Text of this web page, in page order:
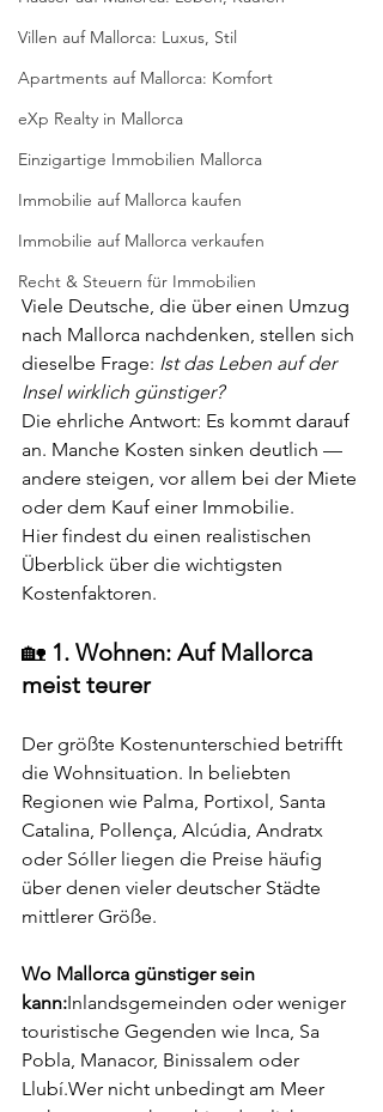
Villen auf Mallorca: Luxus, Stil
Apartments auf Mallorca: Komfort
eXp Realty in Mallorca
Einzigartige Immobilien Mallorca
Immobilie auf Mallorca kaufen
Immobilie auf Mallorca verkaufen
Recht & Steuern für Immobilien
Viele Deutsche, die über einen Umzug
nach Mallorca nachdenken, stellen sich
dieselbe Frage: Ist das Leben auf der
Insel wirklich günstiger?
Die ehrliche Antwort: Es kommt darauf
an. Manche Kosten sinken deutlich —
andere steigen, vor allem bei der Miete
oder dem Kauf einer Immobilie.
Hier findest du einen realistischen
Überblick über die wichtigsten
Kostenfaktoren.
🏡 1. Wohnen: Auf Mallorca
meist teurer
Der größte Kostenunterschied betrifft
die Wohnsituation. In beliebten
Regionen wie Palma, Portixol, Santa
Catalina, Pollença, Alcúdia, Andratx
oder Sóller liegen die Preise häufig
über denen vieler deutscher Städte
mittlerer Größe.
Wo Mallorca günstiger sein
kann:Inlandsgemeinden oder weniger
touristische Gegenden wie Inca, Sa
Pobla, Manacor, Binissalem oder
Llubí.Wer nicht unbedingt am Meer